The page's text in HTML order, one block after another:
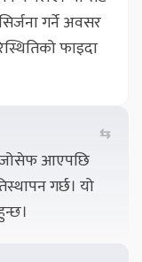
गर्ने अवसर
फाइदा
⇆
जोसेफ आएपछि
गर्छ। यो